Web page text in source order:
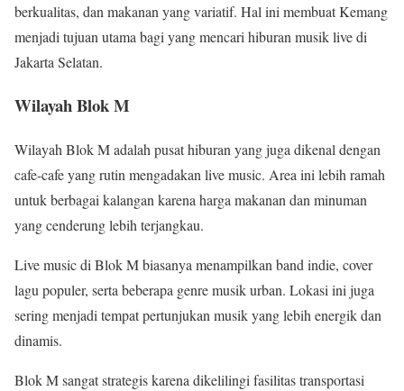
berkualitas, dan makanan yang variatif. Hal ini membuat Kemang
menjadi tujuan utama bagi yang mencari hiburan musik live di
Jakarta Selatan.
Wilayah Blok M
Wilayah Blok M adalah pusat hiburan yang juga dikenal dengan
cafe-cafe yang rutin mengadakan live music. Area ini lebih ramah
untuk berbagai kalangan karena harga makanan dan minuman
yang cenderung lebih terjangkau.
Live music di Blok M biasanya menampilkan band indie, cover
lagu populer, serta beberapa genre musik urban. Lokasi ini juga
sering menjadi tempat pertunjukan musik yang lebih energik dan
dinamis.
Blok M sangat strategis karena dikelilingi fasilitas transportasi